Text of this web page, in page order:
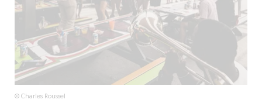
© Charles Roussel